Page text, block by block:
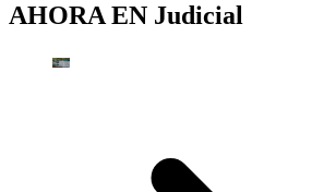
AHORA EN Judicial